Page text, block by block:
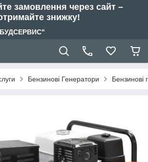
замовлення через сайт –
знижку!
Бензинові Генератори Бензинові